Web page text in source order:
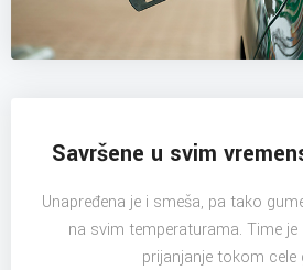
Savršene u svim
Unapređena je i smeša, pa tako
na svim temperaturama. Time je
prijanjanje tokom cele